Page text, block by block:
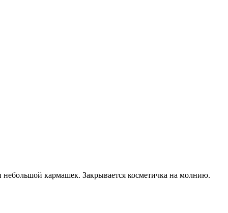
кармашек. Закрывается косметичка на молнию.